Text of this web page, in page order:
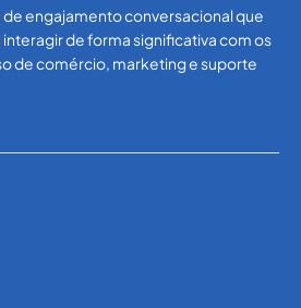
engajamento conversacional que
de forma significativa com os
de comércio, marketing e suporte